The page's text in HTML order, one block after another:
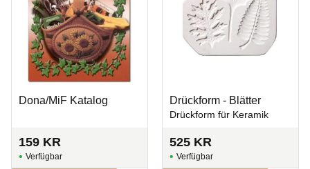
Dona/MiF Katalog
159 KR
Drückform - Blätter
Drückform für Keramik
525 KR